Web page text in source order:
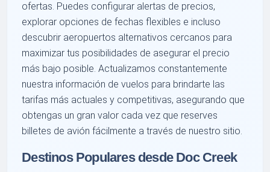
ofertas. Puedes configurar alertas de precios,
explorar opciones de fechas flexibles e incluso
descubrir aeropuertos alternativos cercanos para
maximizar tus posibilidades de asegurar el precio
más bajo posible. Actualizamos constantemente
nuestra información de vuelos para brindarte las
tarifas más actuales y competitivas, asegurando que
obtengas un gran valor cada vez que reserves
billetes de avión fácilmente a través de nuestro sitio.
Destinos Populares desde Doc Creek